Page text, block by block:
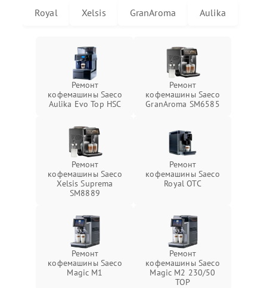
Royal Xelsis GranAroma Aulika
Ремонт
кофемашины Saeco
Aulika Evo Top HSC
Ремонт
кофемашины Saeco
GranAroma SM6585
Ремонт
кофемашины Saeco
Xelsis Suprema
SM8889
Ремонт
кофемашины Saeco
Royal OTC
Ремонт
кофемашины Saeco
Magic M1
Ремонт
кофемашины Saeco
Magic M2 230/50
TOP